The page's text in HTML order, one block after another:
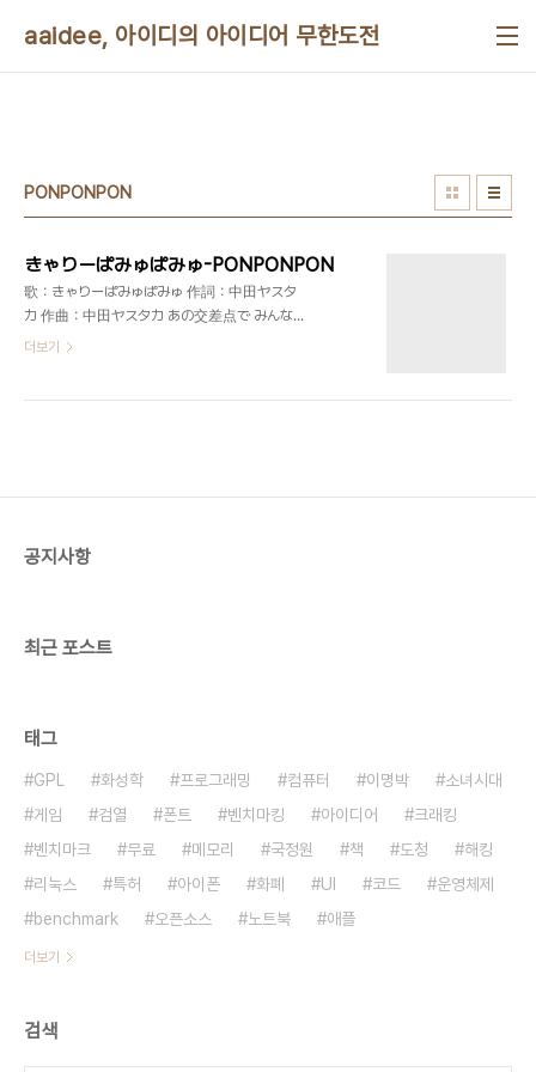
aaidee, 아이디의 아이디어 무한도전
PONPONPON
きゃりーぱみゅぱみゅ-PONPONPON
歌：きゃりーぱみゅぱみゅ 作詞：中田ヤスタ
カ 作曲：中田ヤスタカ あの交差点で みんな
がもしスキップをして 아노 코우사텐데 민나가 모
いよね ただ前に進むしかないわいやいや 마다
の 폰폰 다시테 시마에바이이노..
더보기
공지사항
최근 포스트
태그
GPL 화성학 프로그래밍 컴퓨터 이명박
소녀시대
게임
검열 폰트 벤치마킹 아이디어
크래킹
벤치마크
무료 메모리 국정원 책 도청
해킹
리눅스
특허 아이폰 화폐 UI 코드
운영체제
benchmark
오픈소스 노트북 애플
더보기
검색